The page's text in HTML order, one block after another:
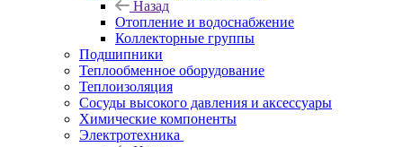
Назад
Отопление и водоснабжение
Коллекторные группы
Подшипники
Теплообменное оборудование
Теплоизоляция
Сосуды высокого давления и аксессуары
Химические компоненты
Электротехника